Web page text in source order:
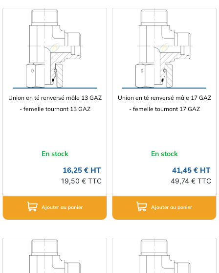
Union en té renversé mâle 13 GAZ
- femelle tournant 13 GAZ
En stock
16,25 € HT
19,50 € TTC
Ajouter au panier
Union en té renversé mâle 17 GAZ
- femelle tournant 17 GAZ
En stock
41,45 € HT
49,74 € TTC
Ajouter au panier